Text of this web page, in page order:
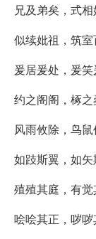
兄及弟矣，式相
似续妣祖，筑室
爰居爰处，爰笑
约之阁阁，椓之
风雨攸除，鸟鼠
如跂斯翼，如矢
殖殖其庭，有觉
哙哙其正，哕哕